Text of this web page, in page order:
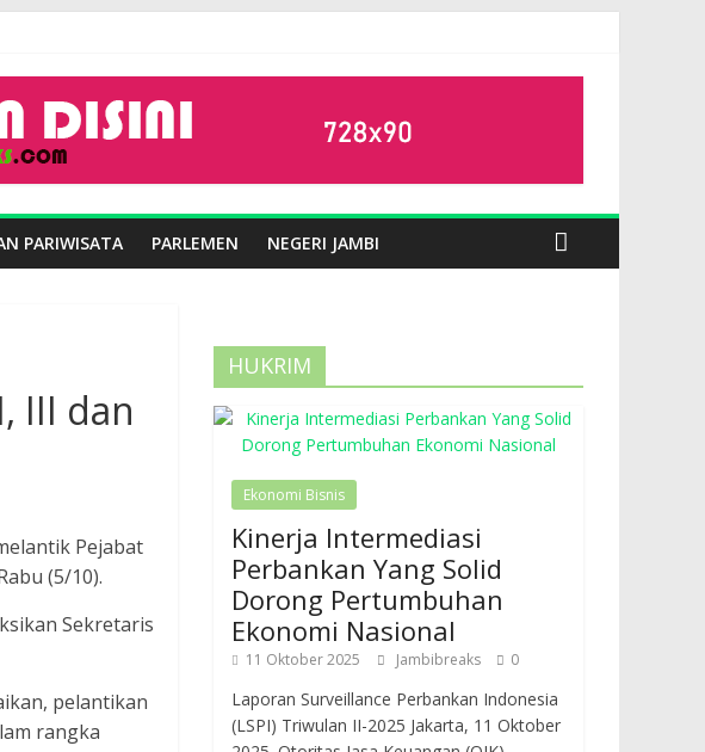
PARIWISATA PARLEMEN NEGERI JAMBI
III dan
Pejabat
(5/10).
Sekretaris
pelantikan
rangka
HUKRIM
Ekonomi Bisnis
Kinerja Intermediasi
Perbankan Yang Solid
Dorong Pertumbuhan
Ekonomi Nasional
11 Oktober 2025 Jambibreaks 0
Laporan Surveillance Perbankan Indonesia
(LSPI) Triwulan II-2025 Jakarta, 11 Oktober